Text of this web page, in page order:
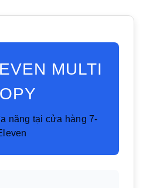
MULTI
năng tại cửa hàng 7-